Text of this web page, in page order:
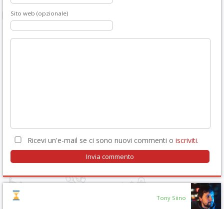
Sito web (opzionale)
Ricevi un'e-mail se ci sono nuovi commenti o iscriviti.
Tony Siino